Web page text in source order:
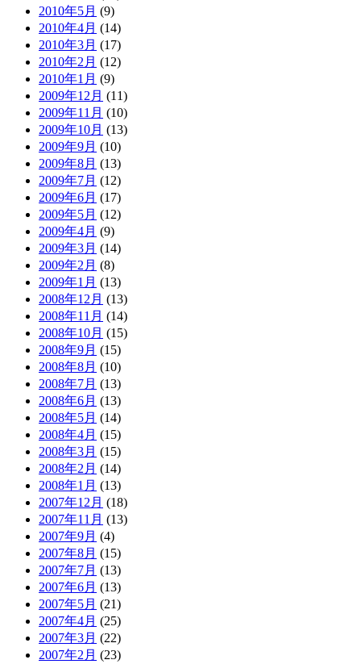
2010年5月 (9)
2010年4月 (14)
2010年3月 (17)
2010年2月 (12)
2010年1月 (9)
2009年12月 (11)
2009年11月 (10)
2009年10月 (13)
2009年9月 (10)
2009年8月 (13)
2009年7月 (12)
2009年6月 (17)
2009年5月 (12)
2009年4月 (9)
2009年3月 (14)
2009年2月 (8)
2009年1月 (13)
2008年12月 (13)
2008年11月 (14)
2008年10月 (15)
2008年9月 (15)
2008年8月 (10)
2008年7月 (13)
2008年6月 (13)
2008年5月 (14)
2008年4月 (15)
2008年3月 (15)
2008年2月 (14)
2008年1月 (13)
2007年12月 (18)
2007年11月 (13)
2007年9月 (4)
2007年8月 (15)
2007年7月 (13)
2007年6月 (13)
2007年5月 (21)
2007年4月 (25)
2007年3月 (22)
2007年2月 (23)